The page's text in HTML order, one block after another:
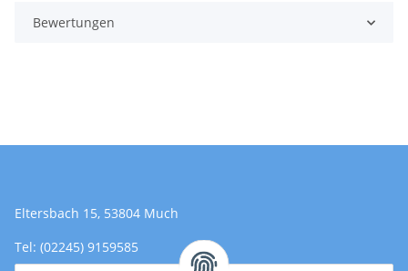
Bewertungen
Eltersbach 15, 53804 Much
Tel: (02245) 9159585